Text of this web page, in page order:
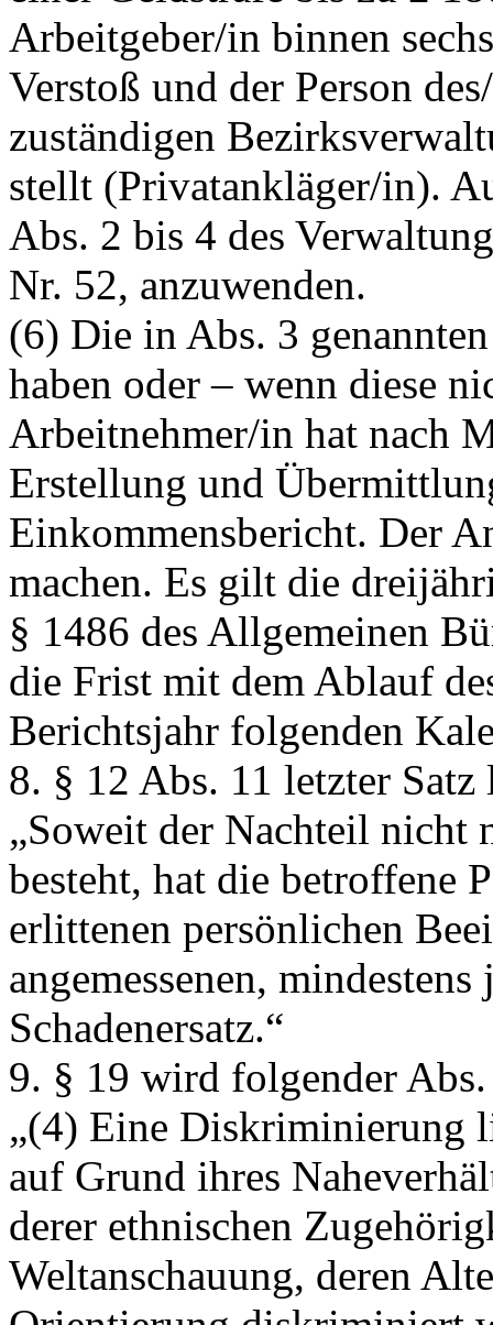
Arbeitgeber/in binnen
Verstoß und der Person
zuständigen
stellt (Privatankläger/in).
Abs. 2 bis 4 des
Nr. 52, anzuwenden.
(6) Die in Abs. 3
haben oder – wenn diese
Arbeitnehmer/in hat nach
Erstellung und
Einkommensbericht. Der
machen. Es gilt die
§ 1486 des Allgemeinen
die Frist mit dem Ablauf
Berichtsjahr folgenden
8. § 12 Abs. 11 letzter Satz
„Soweit der Nachteil nicht
besteht, hat die betroffene
erlittenen persönlichen
angemessenen,
Schadenersatz.“
9. § 19 wird folgender
„(4) Eine Diskriminierung
auf Grund ihres
derer ethnischen
Weltanschauung, deren